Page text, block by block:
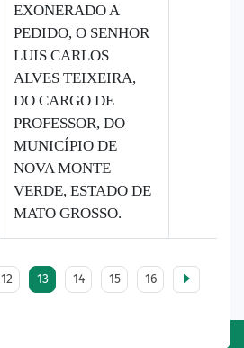
EXONERADO A
PEDIDO, O SENHOR
LUIS CARLOS
ALVES TEIXEIRA,
DO CARGO DE
PROFESSOR, DO
MUNICÍPIO DE
NOVA MONTE
VERDE, ESTADO DE
MATO GROSSO.
12 13 14 15 16